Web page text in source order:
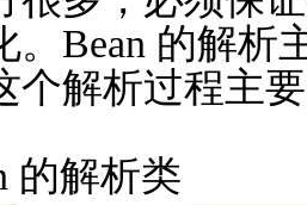
。Bean 的解析
个解析过程主
解析类